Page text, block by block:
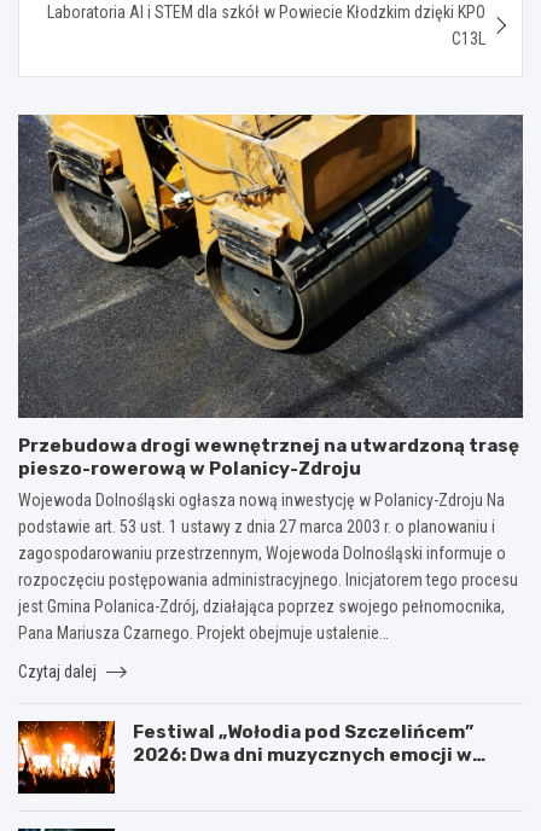
Laboratoria AI i STEM dla szkół w Powiecie Kłodzkim dzięki KPO
C13L
Przebudowa drogi wewnętrznej na utwardzoną trasę
pieszo-rowerową w Polanicy-Zdroju
Wojewoda Dolnośląski ogłasza nową inwestycję w Polanicy-Zdroju Na
podstawie art. 53 ust. 1 ustawy z dnia 27 marca 2003 r. o planowaniu i
zagospodarowaniu przestrzennym, Wojewoda Dolnośląski informuje o
rozpoczęciu postępowania administracyjnego. Inicjatorem tego procesu
jest Gmina Polanica-Zdrój, działająca poprzez swojego pełnomocnika,
Pana Mariusza Czarnego. Projekt obejmuje ustalenie…
Czytaj dalej
Festiwal „Wołodia pod Szczelińcem”
2026: Dwa dni muzycznych emocji w